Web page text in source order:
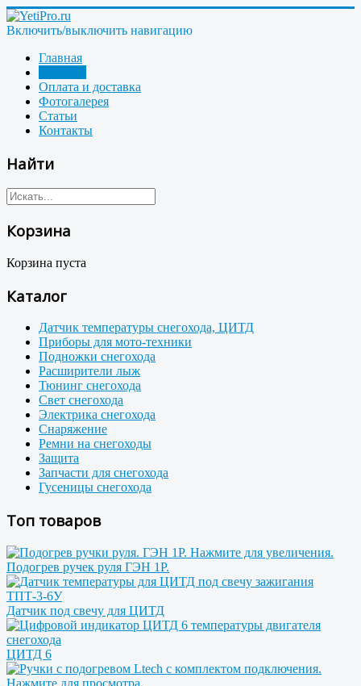
Включить/выключить навигацию
Главная
Оплата и доставка
Фотогалерея
Статьи
Контакты
Найти
Корзина
Корзина пуста
Каталог
Датчик температуры снегохода, ЦИТД
Приборы для мото-техники
Подножки снегохода
Расширители лыж
Тюнинг снегохода
Свет снегохода
Электрика снегохода
Снаряжение
Ремни на снегоходы
Защита
Запчасти для снегохода
Гусеницы снегохода
Топ товаров
Подогрев ручек руля ГЭН 1Р.
Датчик под свечу для ЦИТД
ЦИТД 6